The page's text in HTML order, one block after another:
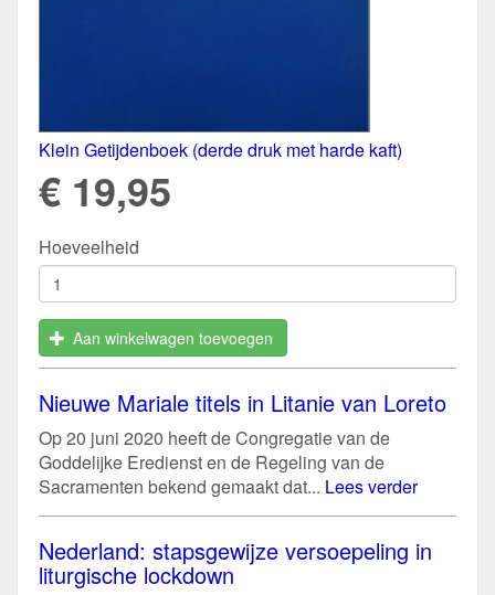
Klein Getijdenboek (derde druk met harde kaft)
€ 19,95
Hoeveelheid
Aan winkelwagen toevoegen
Nieuwe Mariale titels in Litanie van Loreto
Op 20 juni 2020 heeft de Congregatie van de
Goddelijke Eredienst en de Regeling van de
Sacramenten bekend gemaakt dat... Lees verder
Nederland: stapsgewijze versoepeling in
liturgische lockdown